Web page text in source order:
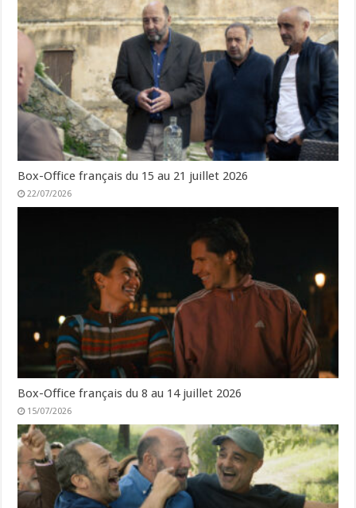
Box-Office français du 15 au 21 juillet 2026
22/07/2026
Box-Office français du 8 au 14 juillet 2026
15/07/2026